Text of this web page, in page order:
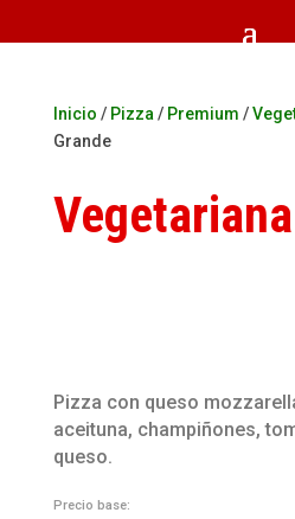
Inicio / Pizza / Premium /
Grande
Pizza con queso
aceituna, champiñones,
queso.
Precio base: